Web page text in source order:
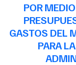
POR
GASTOS DEL
PARA